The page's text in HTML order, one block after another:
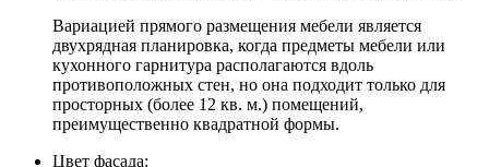
Вариацией прямого размещения мебели является
двухрядная планировка, когда предметы мебели или
кухонного гарнитура располагаются вдоль
противоположных стен, но она подходит только для
просторных (более 12 кв. м.) помещений,
преимущественно квадратной формы.
Цвет фасада: